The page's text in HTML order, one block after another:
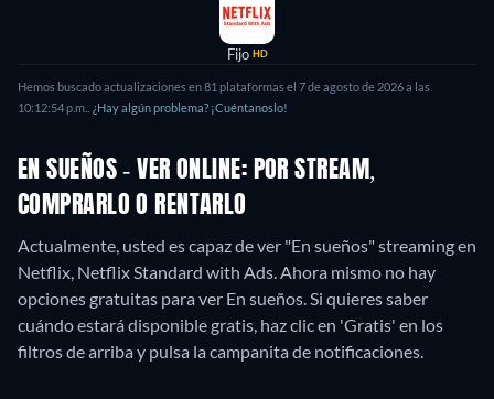
Fijo HD
Hemos buscado actualizaciones en81 plataformas el 7 de agosto de 2026a las
10:12:54 p.m.
¿Hay algún problema? ¡Cuéntanoslo!
EN SUEÑOS - VER ONLINE: POR STREAM,
COMPRARLO O RENTARLO
Actualmente, usted es capaz de ver "En sueños" streaming en
Netflix, Netflix Standard with Ads.Ahora mismo no hay
opciones gratuitas para ver En sueños. Si quieres saber
cuándo estará disponible gratis, haz clic en 'Gratis' en los
filtros de arriba y pulsa la campanita de notificaciones.